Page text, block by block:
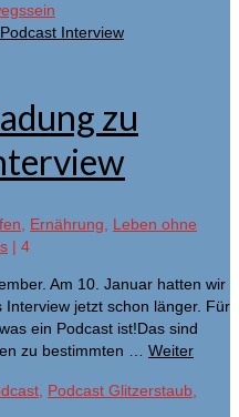
zu
Ernährung
Leben ohne
| 4
Am 10. Januar hatten wir
jetzt schon länger. Für
ein Podcast ist!Das sind
zu bestimmten … Weiter
Podcast Glitzerstaub